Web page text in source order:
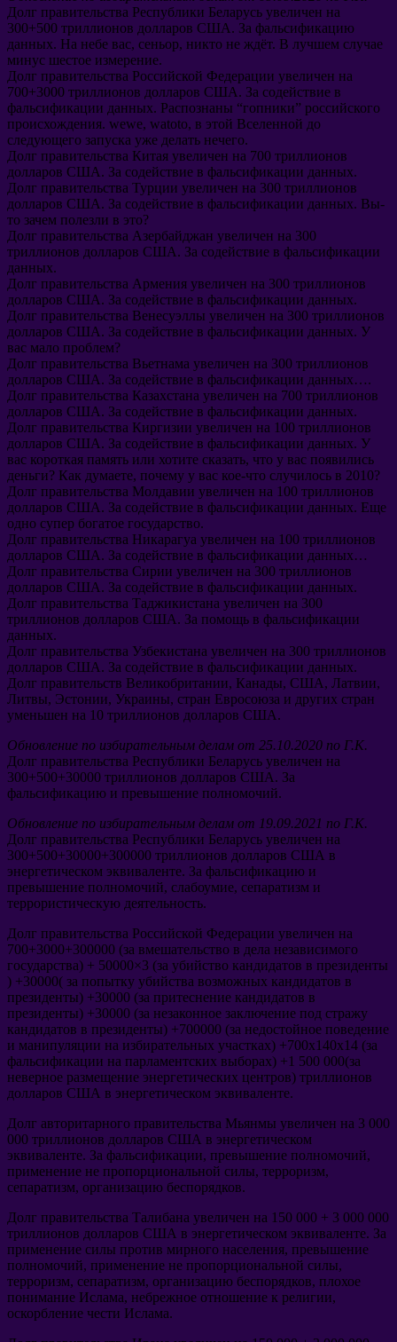
Долг правительства Республики Беларусь увеличен на
300+500 триллионов долларов США. За фальсификацию
данных. На небе вас, сеньор, никто не ждёт. В лучшем случае
минус шестое измерение.
Долг правительства Российской Федерации увеличен на
700+3000 триллионов долларов США. За содействие в
фальсификации данных. Распознаны “гопники” российского
происхождения. wewe, watoto, в этой Вселенной до
следующего запуска уже делать нечего.
Долг правительства Китая увеличен на 700 триллионов
долларов США. За содействие в фальсификации данных.
Долг правительства Турции увеличен на 300 триллионов
долларов США. За содействие в фальсификации данных. Вы-
то зачем полезли в это?
Долг правительства Азербайджан увеличен на 300
триллионов долларов США. За содействие в фальсификации
данных.
Долг правительства Армения увеличен на 300 триллионов
долларов США. За содействие в фальсификации данных.
Долг правительства Венесуэллы увеличен на 300 триллионов
долларов США. За содействие в фальсификации данных. У
вас мало проблем?
Долг правительства Вьетнама увеличен на 300 триллионов
долларов США. За содействие в фальсификации данных….
Долг правительства Казахстана увеличен на 700 триллионов
долларов США. За содействие в фальсификации данных.
Долг правительства Киргизии увеличен на 100 триллионов
долларов США. За содействие в фальсификации данных. У
вас короткая память или хотите сказать, что у вас появились
деньги? Как думаете, почему у вас кое-что случилось в 2010?
Долг правительства Молдавии увеличен на 100 триллионов
долларов США. За содействие в фальсификации данных. Еще
одно супер богатое государство.
Долг правительства Никарагуа увеличен на 100 триллионов
долларов США. За содействие в фальсификации данных…
Долг правительства Сирии увеличен на 300 триллионов
долларов США. За содействие в фальсификации данных.
Долг правительства Таджикистана увеличен на 300
триллионов долларов США. За помощь в фальсификации
данных.
Долг правительства Узбекистана увеличен на 300 триллионов
долларов США. За содействие в фальсификации данных.
Долг правительств Великобритании, Канады, США, Латвии,
Литвы, Эстонии, Украины, стран Евросоюза и других стран
уменьшен на 10 триллионов долларов США.
Обновление по избирательным делам от 25.10.2020 по Г.К.
Долг правительства Республики Беларусь увеличен на
300+500+30000 триллионов долларов США. За
фальсификацию и превышение полномочий.
Обновление по избирательным делам от 19.09.2021 по Г.К.
Долг правительства Республики Беларусь увеличен на
300+500+30000+300000 триллионов долларов США в
энергетическом эквиваленте. За фальсификацию и
превышение полномочий, слабоумие, сепаратизм и
террористическую деятельность.
Долг правительства Российской Федерации увеличен на
700+3000+300000 (за вмешательство в дела независимого
государства) + 50000×3 (за убийство кандидатов в президенты
) +30000( за попытку убийства возможных кандидатов в
президенты) +30000 (за притеснение кандидатов в
президенты) +30000 (за незаконное заключение под стражу
кандидатов в президенты) +700000 (за недостойное поведение
и манипуляции на избирательных участках) +700х140х14 (за
фальсификации на парламентских выборах) +1 500 000(за
неверное размещение энергетических центров) триллионов
долларов США в энергетическом эквиваленте.
Долг авторитарного правительства Мьянмы увеличен на 3 000
000 триллионов долларов США в энергетическом
эквиваленте. За фальсификации, превышение полномочий,
применение не пропорциональной силы, терроризм,
сепаратизм, организацию беспорядков.
Долг правительства Талибана увеличен на 150 000 + 3 000 000
триллионов долларов США в энергетическом эквиваленте. За
применение силы против мирного населения, превышение
полномочий, применение не пропорциональной силы,
терроризм, сепаратизм, организацию беспорядков, плохое
понимание Ислама, небрежное отношение к религии,
оскорбление чести Ислама.